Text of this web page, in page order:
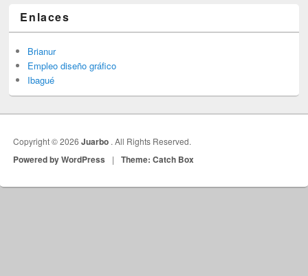
Enlaces
Brianur
Empleo diseño gráfico
Ibagué
Copyright © 2026Juarbo . All Rights Reserved.
Powered by WordPress | Theme: Catch Box